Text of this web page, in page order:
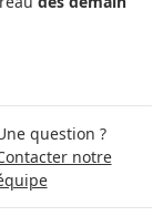
question ?
notre